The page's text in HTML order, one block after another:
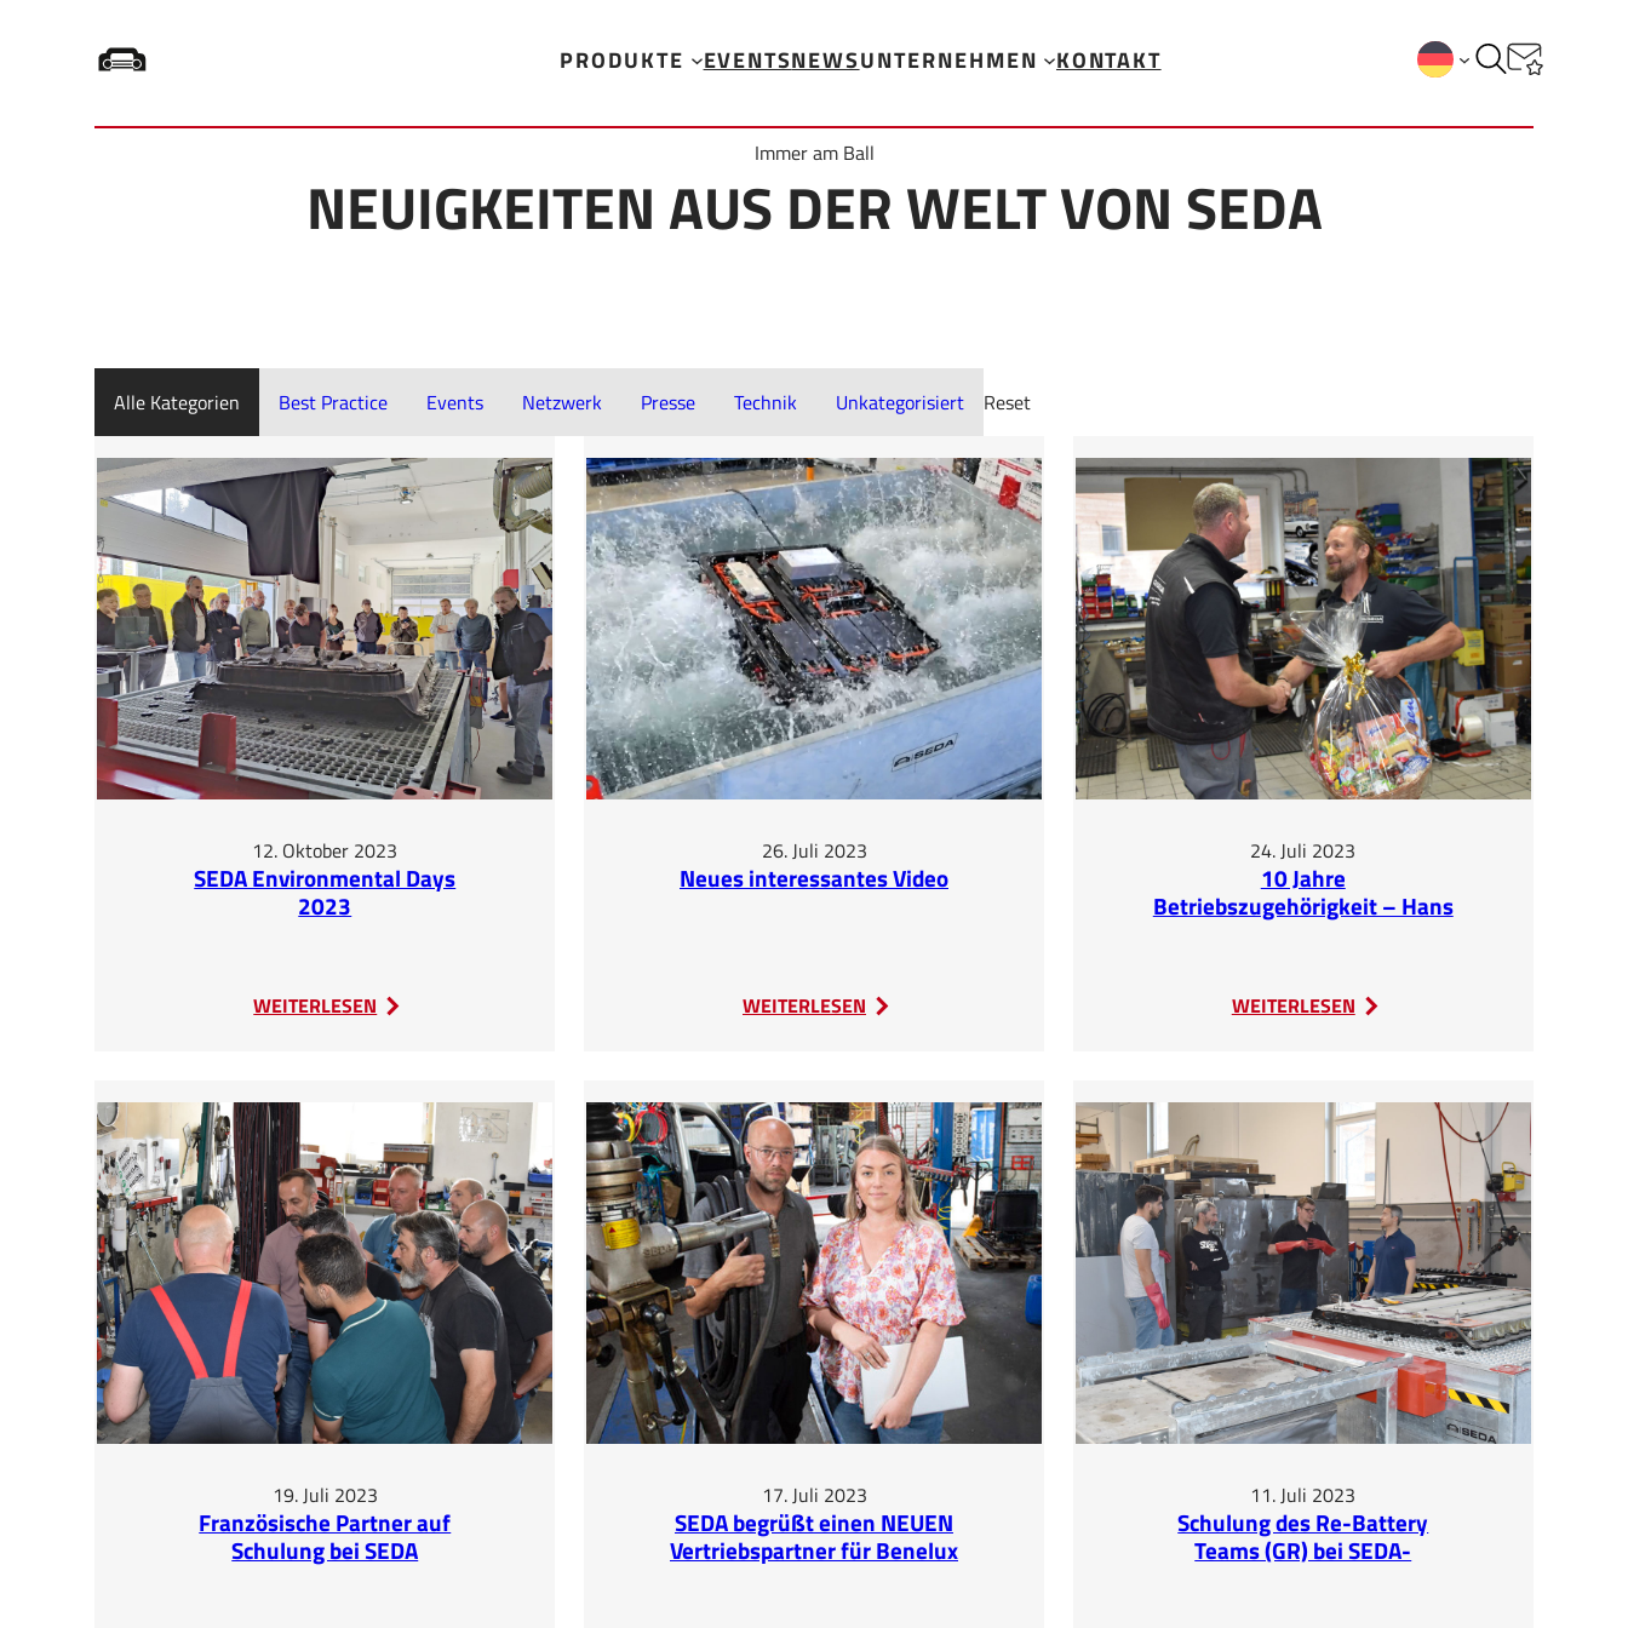
PRODUKTE EVENTSNEWSUNTERNEHMEN KONTAKT
Immer am Ball
NEUIGKEITEN AUS DER WELT VON SEDA
Alle Kategorien Best Practice Events Netzwerk Presse Technik Unkategorisiert Reset
12. Oktober 2023
SEDA Environmental Days
2023
WEITERLESEN
:
2023
26. Juli 2023
Neues interessantes Video
WEITERLESEN
:
24. Juli 2023
10 Jahre
Betriebszugehörigkeit – Hans
WEITERLESEN
:
–
Hans
Kronbichler
19. Juli 2023
Französische Partner auf
Schulung bei SEDA
17. Juli 2023
SEDA begrüßt einen NEUEN
Vertriebspartner für Benelux
11. Juli 2023
Schulung des Re-Battery
Teams (GR) bei SEDA-